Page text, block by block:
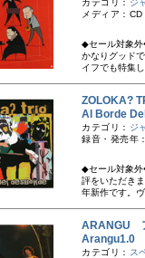
カテゴリ： ジ
メディア：CD
◆セール対象外
かなりグッド
イフでも特集
ZOLOKA?
Al Borde
カテゴリ： ジ
録音・発売年
◆セール対象外
評をいただき
年新作です。
ARANGU
Arangu1.0
カテゴリ： ス